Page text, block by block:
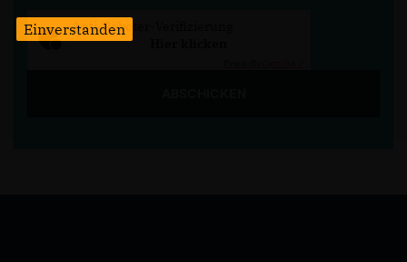
Anti-Roboter-Verifizierung
Einverstanden